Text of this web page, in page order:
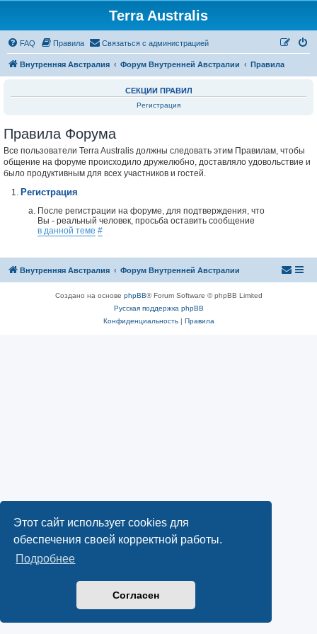
Этот сайт использует cookies для
обеспечения своей корректной работы.
Подробнее
Согласен
Terra Australis
FAQ Правила Связаться с администрацией
Внутренняя Австралия Форум Внутренней Австралии Правила
СЕКЦИИ ПРАВИЛ
Регистрация
Правила Форума
Все пользователи Terra Australis должны следовать этим Правилам, чтобы
общение на форуме происходило дружелюбно, доставляло удовольствие и
было продуктивным для всех участников и гостей.
Регистрация
После регистрации на форуме, для подтверждения, что
Вы - реальный человек, просьба оставить сообщение
в данной теме #
Внутренняя Австралия Форум Внутренней Австралии
Создано на основе phpBB® Forum Software © phpBB Limited
Русская поддержка phpBB
Конфиденциальность| Правила